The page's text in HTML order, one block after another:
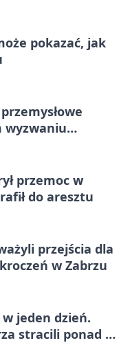
pokazać, jak
wyzwaniu
przemoc w
do aresztu
przejścia dla
w Zabrzu
jeden dzień.
stracili ponad 6